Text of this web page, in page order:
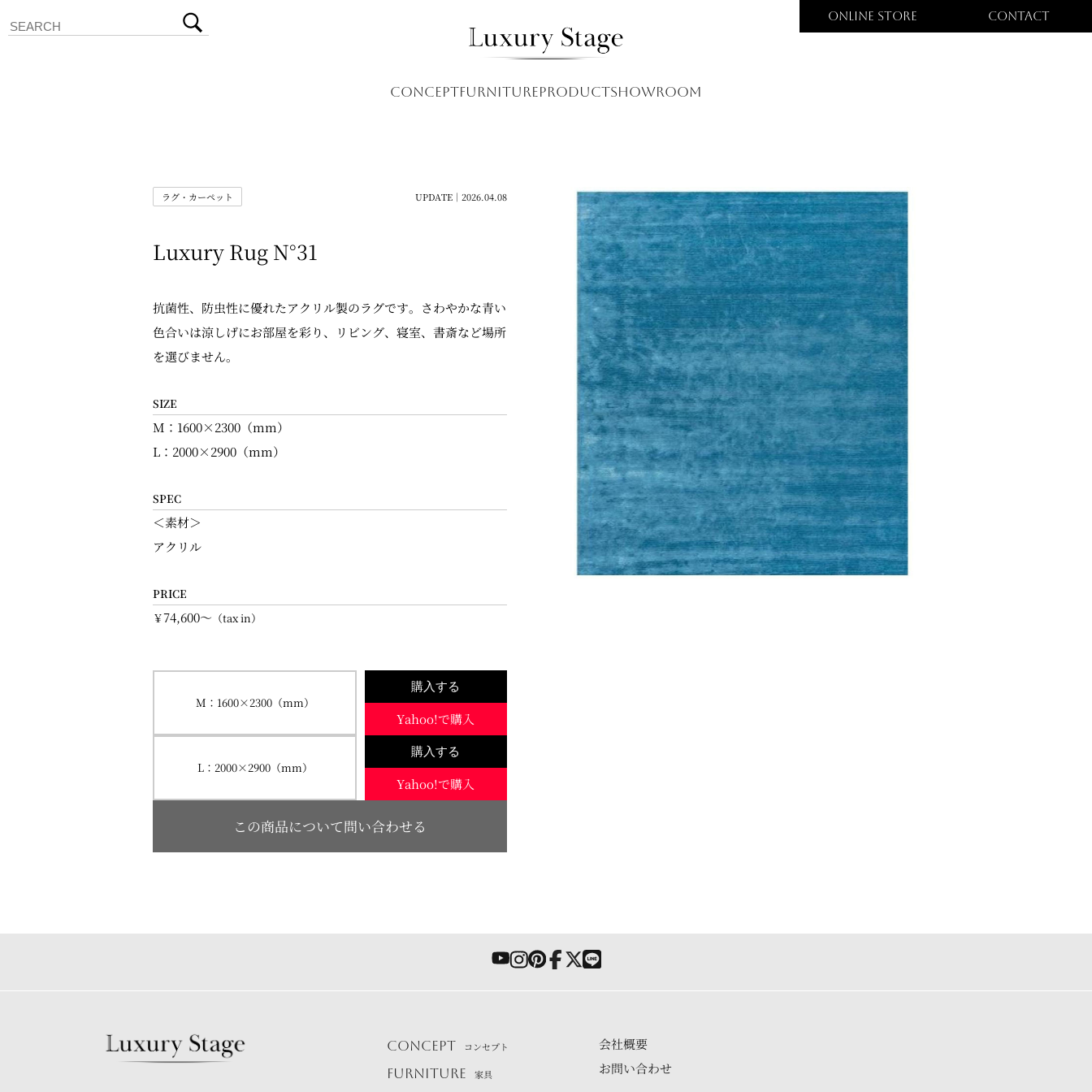
ONLINE STORE CONTACT
CONCEPTFURNITUREPRODUCTSHOWROOM
ラグ・カーペット UPDATE｜2026.04.08
Luxury Rug N°31
抗菌性、防虫性に優れたアクリル製のラグです。さわやかな青い
色合いは涼しげにお部屋を彩り、リビング、寝室、書斎など場所
を選びません。
SIZE
M：1600×2300（mm）
L：2000×2900（mm）
SPEC
＜素材＞
アクリル
PRICE
￥74,600～ （tax in）
M：1600×2300（mm）
購入する
Yahoo!で購入
L：2000×2900（mm）
購入する
Yahoo!で購入
この商品について問い合わせる
CONCEPT コンセプト
FURNITURE 家具
会社概要
お問い合わせ